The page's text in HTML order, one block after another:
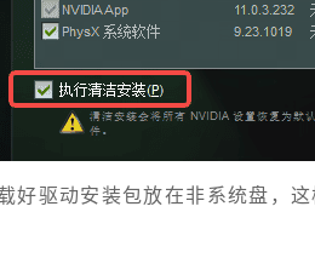
好驱动安装包放在非系统盘，